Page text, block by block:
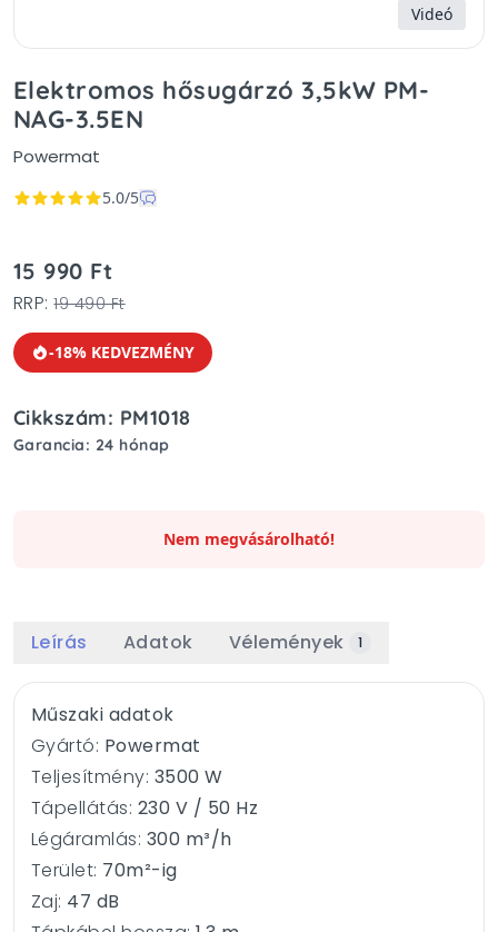
Videó
Elektromos hősugárzó 3,5kW PM-
NAG-3.5EN
Powermat
5.0/5
15 990 Ft
RRP:19 490 Ft
-18% KEDVEZMÉNY
Cikkszám: PM1018
Garancia: 24 hónap
Nem megvásárolható!
Leírás Adatok Vélemények 1
Műszaki adatok
Gyártó: Powermat
Teljesítmény: 3500 W
Tápellátás: 230 V / 50 Hz
Légáramlás: 300 m³/h
Terület: 70m²-ig
Zaj: 47 dB